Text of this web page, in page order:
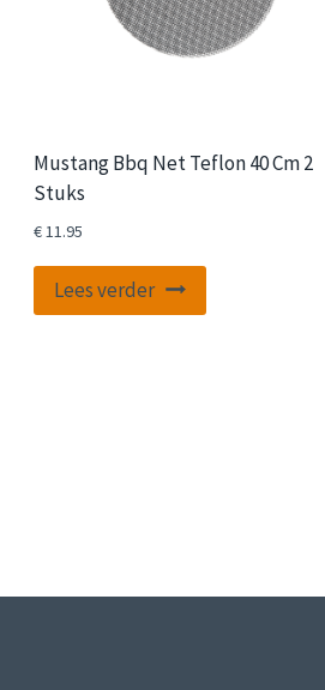
Mustang Bbq Net Teflon 40 Cm 2
Stuks
€11.95
Lees verder